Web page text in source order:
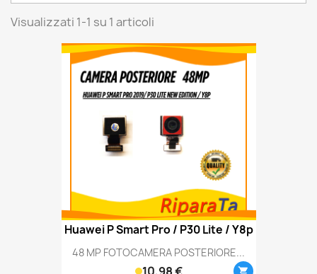
Visualizzati 1-1 su 1 articoli
Huawei P Smart Pro / P30 Lite / Y8p
48 MP FOTOCAMERA POSTERIORE...
